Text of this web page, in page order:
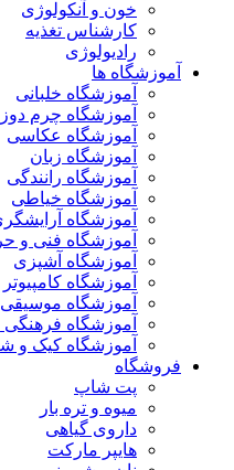
خون و آنکولوژی
کارشناس تغذیه
رادیولوژی
آموزشگاه ها
آموزشگاه خلبانی
آموزشگاه چرم
آموزشگاه عکاسی
آموزشگاه زبان
آموزشگاه رانندگی
آموزشگاه خیاطی
آموزشگاه
آموزشگاه فنی و
آموزشگاه آشپزی
آموزشگاه کامپیوتر
آموزشگاه موسیقی
آموزشگاه
آموزشگاه کیک و
فروشگاه
پت شاپ
میوه و تره بار
داروی گیاهی
هایپر مارکت